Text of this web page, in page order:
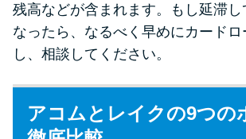
残高などが含まれます。もし延滞し
なったら、なるべく早めにカード
し、相談してください。
アコムとレイクの9つの